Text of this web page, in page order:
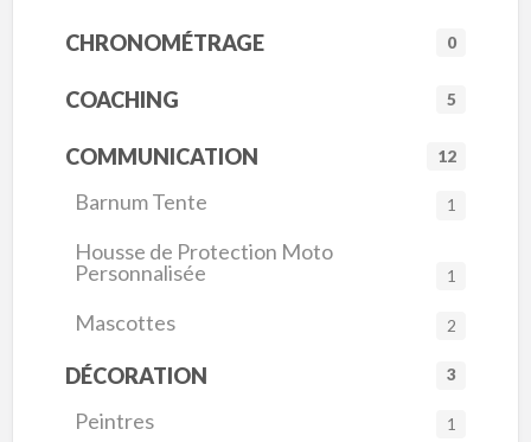
CHRONOMÉTRAGE 0
COACHING 5
COMMUNICATION 12
Barnum Tente 1
Housse de Protection Moto
Personnalisée
1
Mascottes 2
DÉCORATION 3
Peintres 1